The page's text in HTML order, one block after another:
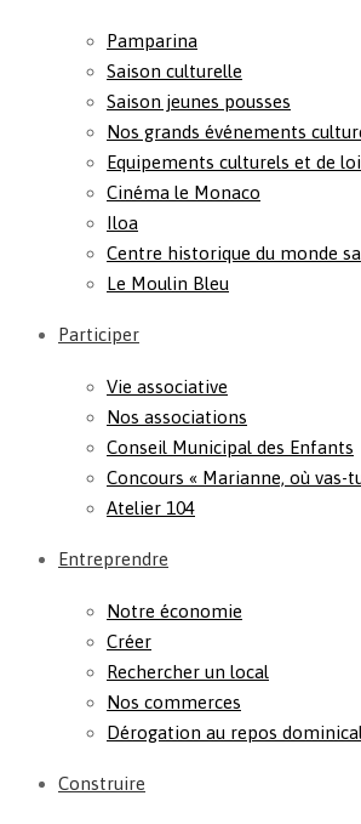
Pamparina
Saison culturelle
Saison jeunes pousses
Nos grands événements
Equipements culturels et de
Cinéma le Monaco
Iloa
Centre historique du monde
Le Moulin Bleu
Participer
Vie associative
Nos associations
Conseil Municipal des Enfants
Concours « Marianne, où vas-
Atelier 104
Entreprendre
Notre économie
Créer
Rechercher un local
Nos commerces
Dérogation au repos dominical
Construire